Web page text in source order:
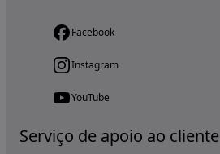
Facebook
Instagram
YouTube
Serviço de apoio ao cliente